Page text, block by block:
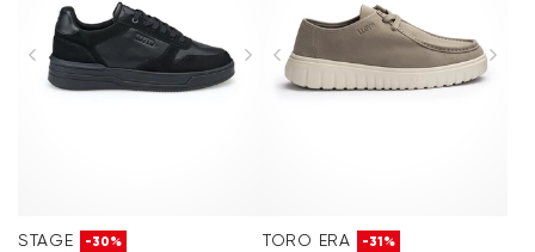
STAGE -30% TORO ERA -31%